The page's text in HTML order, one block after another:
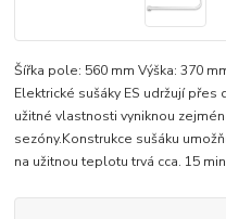
Šířka pole: 560 mm Výška: 370
Elektrické sušáky ES udržují přes
užitné vlastnosti vyniknou
sezóny.Konstrukce sušáku
na užitnou teplotu trvá cca. 15